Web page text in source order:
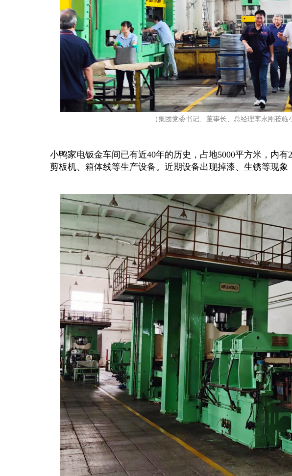
（集团党委书记、董事长、总经理李永刚莅临
小鸭家电钣金车间已有近40年的历史，占地5000平方米，内有
剪板机、箱体线等生产设备。近期设备出现掉漆、生锈等现象